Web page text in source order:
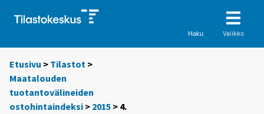
Haku Valikko
Etusivu > Tilastot >
Maatalouden
tuotantovälineiden
ostohintaindeksi > 2015 > 4.